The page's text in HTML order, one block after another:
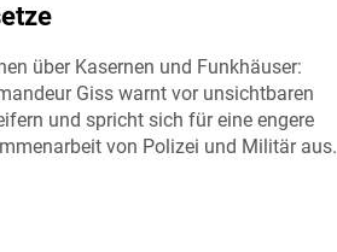
über Kasernen und Funkhäuser:
Giss warnt vor unsichtbaren
und spricht sich für eine engere
von Polizei und Militär aus.